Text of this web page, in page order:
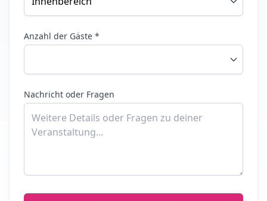
Anzahl der Gäste *
Nachricht oder Fragen